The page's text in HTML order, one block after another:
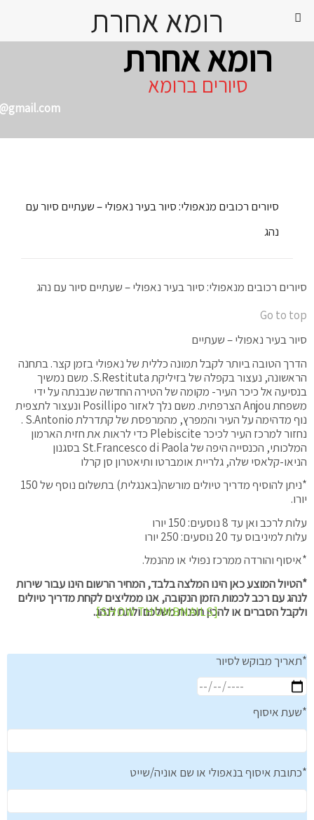
רומא אחרת
סיורים ברומא
סיורים רכובים מנאפולי: סיור בעיר נאפולי – שעתיים סיור עם
נהג
סיורים רכובים מנאפולי: סיור בעיר נאפולי – שעתיים סיור עם נהג
Go to top
סיור בעיר נאפולי – שעתיים
הדרך הטובה ביותר לקבל תמונה כללית של נאפולי בזמן קצר. בתחנה
הראשונה, נעצור בקפלה של בזיליקת S.Restituta. משם נמשיך
בנסיעה אל כיכר העיר- מקומה של הטירה החדשה שנבנתה על ידי
משפחת Anjou הצרפתית. משם נלך לאזור Posillipo ונעצור לתצפית
נוף מדהימה על העיר והמפרץ, מהמרפסת של קתדרלת S.Antonio .
נחזור למרכז העיר לכיכר Plebiscite כדי לראות את חזית הארמון
המלכותי, הכנסייה היפה של St.Francesco di Paola בסגנון
הניאו-קלאסי שלה, גלריית אומברטו ותיאטרון סן קרלו
*ניתן להוסיף מדריך טיולים מורשה(באנגלית) בתשלום נוסף של 150
יורו.
עלות לרכב ואן עד 8 נוסעים: 150 יורו
עלות למיניבוס עד 20 נוסעים: 250 יורו
*איסוף והורדה ממרכז נפולי או מהנמל.
*הטיול המוצע כאן הינו המלצה בלבד, המחיר הרשום הינו עבור שירות
לנהג עם רכב לכמות הזמן הנקובה, אנו ממליצים לקחת מדריך טיולים
ולקבל הסברים או להכין תכנית משלכם ולתת לנהג.
[SHOW THUMBNAILS]
תאריך מבוקש לסיור*
שעת איסוף*
כתובת איסוף בנאפולי או שם אוניה/שייט*
רומא אחרת